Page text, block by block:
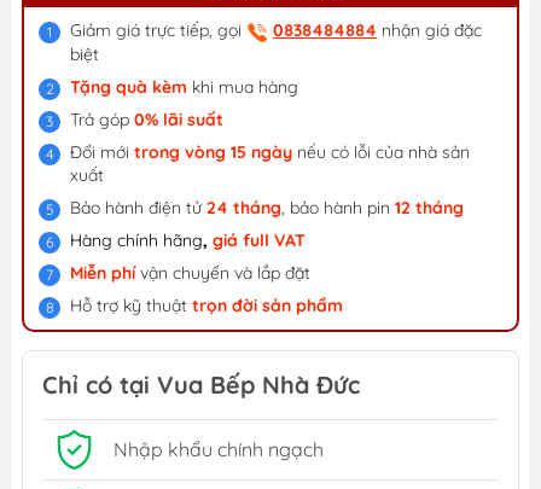
Giảm giá trực tiếp, gọi 0838484884 nhận giá đặc
biệt
Tặng quà kèm khi mua hàng
Trả góp 0% lãi suất
Đổi mới trong vòng 15 ngày nếu có lỗi của nhà sản
xuất
Bảo hành điện tử24 tháng, bảo hành pin 12 tháng
Hàng chính hãng, giá full VAT
Miễn phívận chuyển và lắp đặt
Hỗ trợ kỹ thuật trọn đời sản phẩm
Chỉ có tại Vua Bếp Nhà Đức
Nhập khẩu chính ngạch